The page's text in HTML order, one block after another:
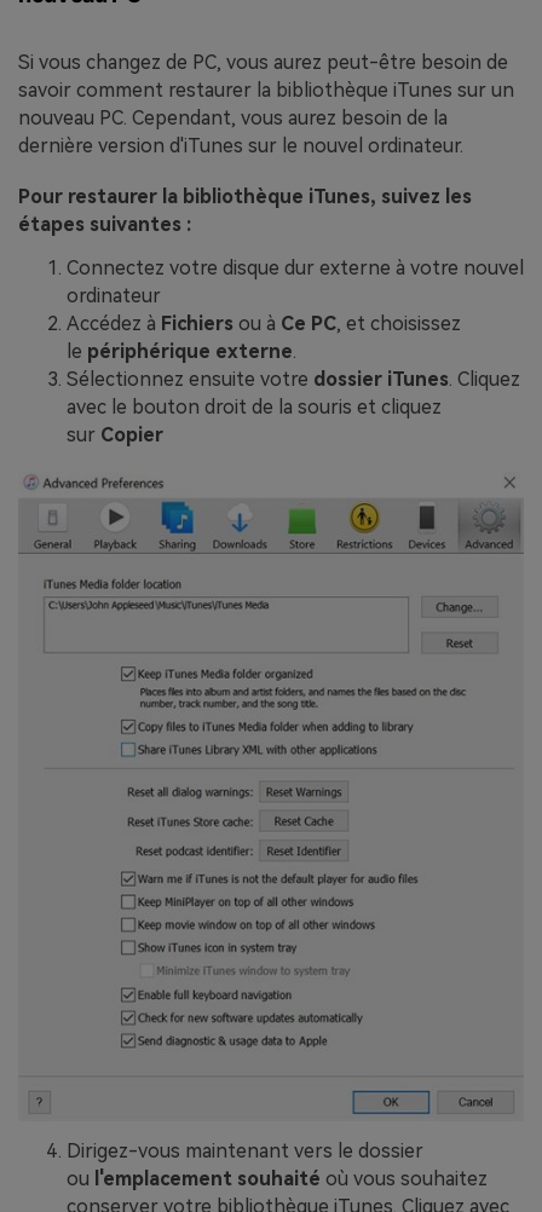
Si vous changez de PC, vous aurez peut-être besoin de
savoir comment restaurer la bibliothèque iTunes sur un
nouveau PC. Cependant, vous aurez besoin de la
dernière version d'iTunes sur le nouvel ordinateur.
Pour restaurer la bibliothèque iTunes, suivez les
étapes suivantes :
Connectez votre disque dur externe à votre nouvel
ordinateur
Accédez à Fichiers ou à Ce PC, et choisissez
le périphérique externe.
Sélectionnez ensuite votre dossier iTunes. Cliquez
avec le bouton droit de la souris et cliquez
sur Copier
Dirigez-vous maintenant vers le dossier
ou l'emplacement souhaité où vous souhaitez
conserver votre bibliothèque iTunes. Cliquez avec